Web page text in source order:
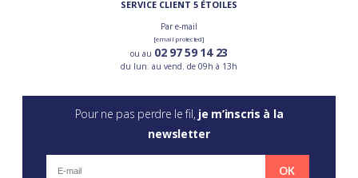
SERVICE CLIENT 5 ÉTOILES
Par e-mail
[email protected]
ou au 02 97 59 14 23
du lun. au vend. de 09h à 13h
Pour ne pas perdre le fil, je m’inscris à la
newsletter
OK